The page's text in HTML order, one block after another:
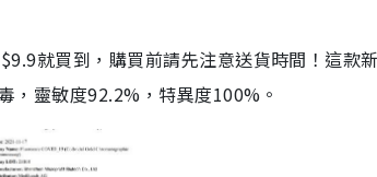
就買到，購買前請先注意送貨時間！這款
靈敏度92.2%，特異度100%。